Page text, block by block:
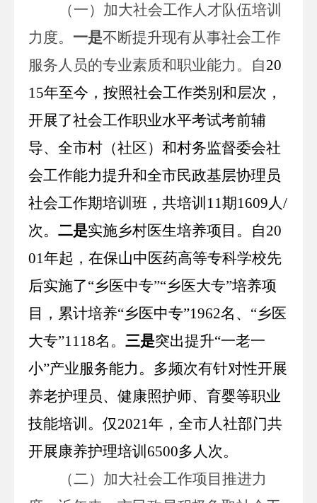
（一）加大社会工作人才队伍培训
力度。 一是不断提升现有从事社会工作
服务人员的专业素质和职业能力。自20
15年至今，按照社会工作类别和层次，
开展了社会工作职业水平考试考前辅
导、全市村（社区）和村务监督委会社
会工作能力提升和全市民政基层协理员
社会工作期培训班，共培训 11期1609人/
次。 二是实施乡村医生培养项目。自20
01年起，在保山中医药高等专科学校先
后实施了“乡医中专”“乡医大专”培养项
目，累计培养“乡医中专”1962名、“乡医
大专”1118名。 三是突出提升“一老一
小”产业服务能力。多频次有针对性开展
养老护理员、健康照护师、育婴等职业
技能培训。仅2021年，全市人社部门共
开展康养护理培训 6500多人次。
（二）加大社会工作项目推进力